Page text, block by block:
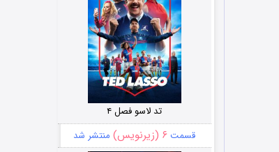
تد لاسو فصل ۴
قسمت ۶ (زیرنویس) منتشر شد